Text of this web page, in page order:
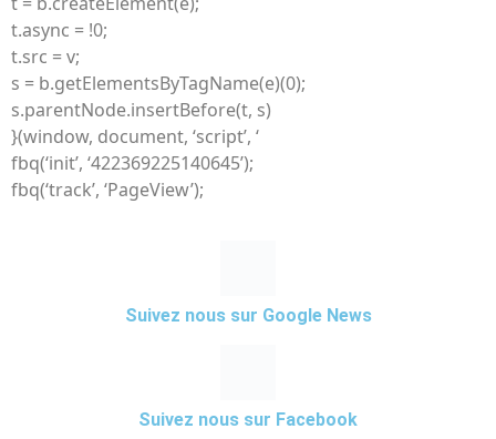
t.async = !0;
t.src = v;
s = b.getElementsByTagName(e)(0);
s.parentNode.insertBefore(t, s)
}(window, document, ‘script’, ‘
fbq(‘init’, ‘422369225140645’);
fbq(‘track’, ‘PageView’);
Suivez nous sur Google News
Suivez nous sur Facebook